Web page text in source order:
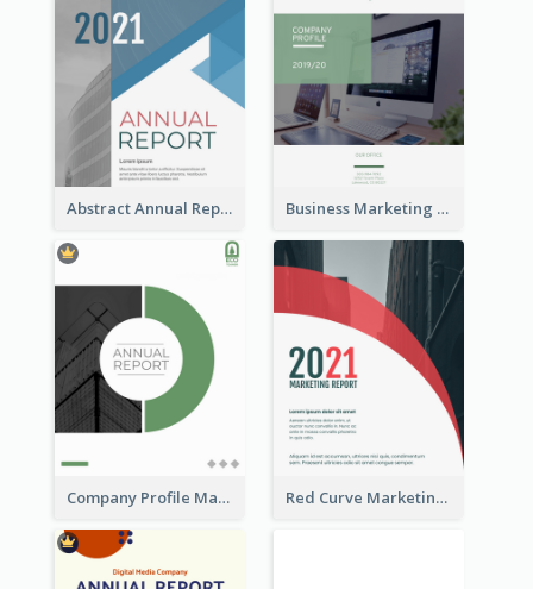
Abstract Annual Report Business Marketing Reports
Company Profile Marketing Reports Red Curve Marketing Reports